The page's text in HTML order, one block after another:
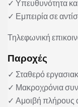
✓ Υπευθυνότητα
✓ Εμπειρία σε
Τηλεφωνική
Παροχές
✓ Σταθερό
✓ Μακροχρόνια
✓ Αμοιβή